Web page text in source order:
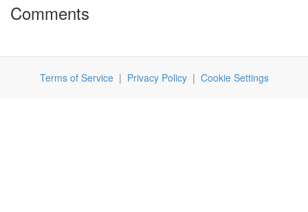
Comments
Terms of Service| Privacy Policy| Cookie Settings